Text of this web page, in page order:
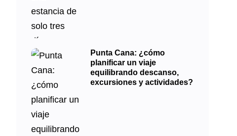
Punta Cana: ¿cómo
planificar un viaje
equilibrando descanso,
excursiones y actividades?